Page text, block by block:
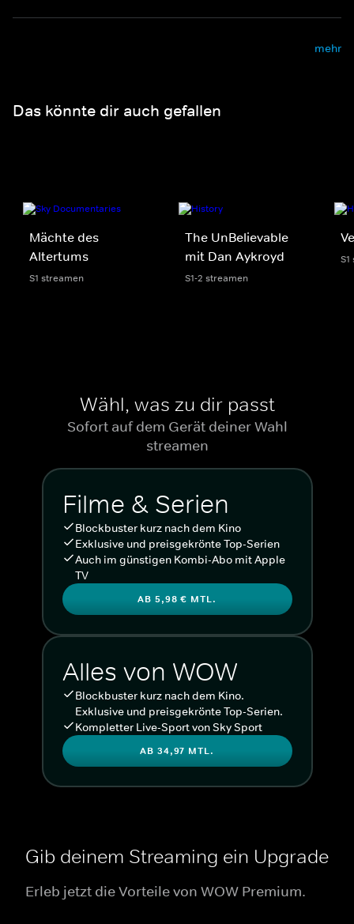
mehr
Das könnte dir auch gefallen
Mächte des
Altertums
S1 streamen
The UnBelievable
mit Dan Aykroyd
S1-2 streamen
Wähl, was zu dir passt
Sofort auf dem Gerät deiner Wahl
streamen
Filme & Serien
Blockbuster kurz nach dem Kino
Exklusive und preisgekrönte Top-Serien
Auch im günstigen Kombi-Abo mit Apple
TV
AB 5,98 € MTL.
Alles von WOW
Blockbuster kurz nach dem Kino.
Exklusive und preisgekrönte Top-Serien.
Kompletter Live-Sport von Sky Sport
AB 34,97 MTL.
Gib deinem Streaming ein Upgrade
Erleb jetzt die Vorteile von WOW Premium.